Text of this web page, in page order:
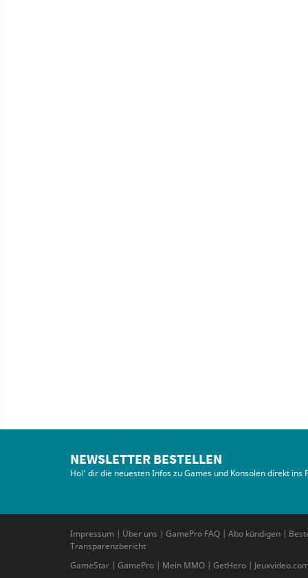
NEWSLETTER BESTELLEN
Hol' dir die neuesten Infos zu Games und Konsolen direkt ins
Impressum | Über uns | GamePro FAQ | Abo kündigen |
Transparenzbericht
GameStar | GamePro | Mein MMO | GetHero |